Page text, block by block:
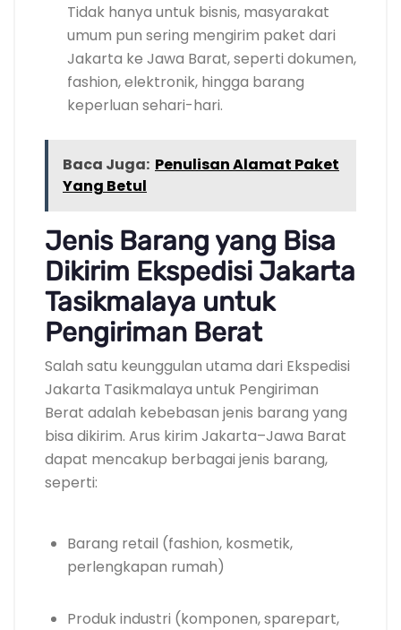
Tidak hanya untuk bisnis, masyarakat
umum pun sering mengirim paket dari
Jakarta ke Jawa Barat, seperti dokumen,
fashion, elektronik, hingga barang
keperluan sehari-hari.
Baca Juga: Penulisan Alamat Paket
Yang Betul
Jenis Barang yang Bisa
Dikirim Ekspedisi Jakarta
Tasikmalaya untuk
Pengiriman Berat
Salah satu keunggulan utama dari Ekspedisi
Jakarta Tasikmalaya untuk Pengiriman
Berat adalah kebebasan jenis barang yang
bisa dikirim. Arus kirim Jakarta–Jawa Barat
dapat mencakup berbagai jenis barang,
seperti:
Barang retail (fashion, kosmetik,
perlengkapan rumah)
Produk industri (komponen, sparepart,